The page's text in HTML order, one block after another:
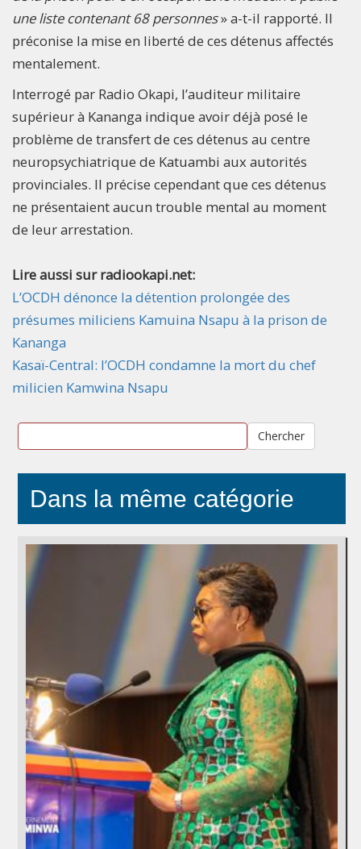
une liste contenant 68 personnes» a-t-il rapporté. Il
préconise la mise en liberté de ces détenus affectés
mentalement.
Interrogé par Radio Okapi, l’auditeur militaire
supérieur à Kananga indique avoir déjà posé le
problème de transfert de ces détenus au centre
neuropsychiatrique de Katuambi aux autorités
provinciales. Il précise cependant que ces détenus
ne présentaient aucun trouble mental au moment
de leur arrestation.
Lire aussi sur radiookapi.net:
L’OCDH dénonce la détention prolongée des
présumes miliciens Kamuina Nsapu à la prison de
Kananga
Kasaï-Central: l’OCDH condamne la mort du chef
milicien Kamwina Nsapu
Chercher
Dans la même catégorie